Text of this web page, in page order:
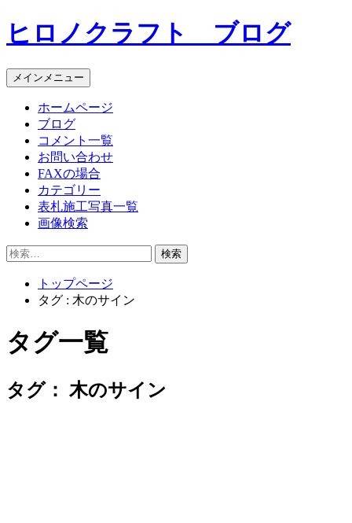
コ
ン
ン
ツ
ヒロノクラフト ブログ
メインメニュー
ホームページ
ブログ
コメント一覧
お問い合わせ
FAXの場合
カテゴリー
表札施工写真一覧
画像検索
検
トップページ
タグ : 木のサイン
タグ一覧
タグ： 木のサイン